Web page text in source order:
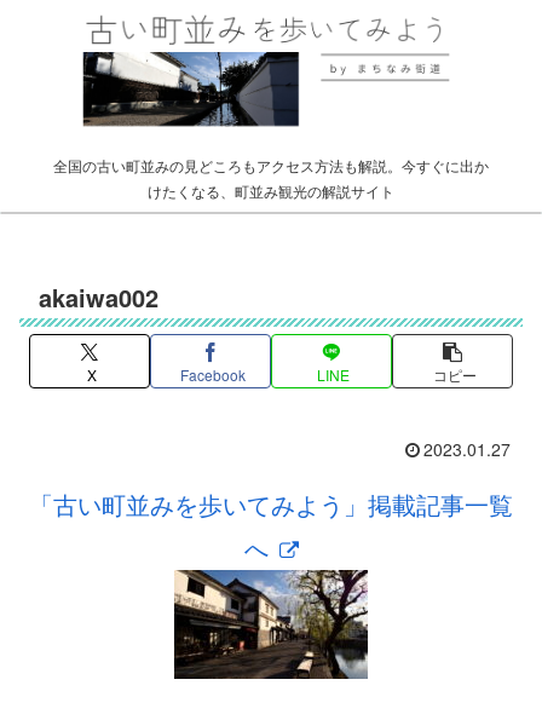
全国の古い町並みの見どころもアクセス方法も解説。今すぐに出か
けたくなる、町並み観光の解説サイト
akaiwa002
X Facebook LINE コピー
2023.01.27
「古い町並みを歩いてみよう」掲載記事一覧
へ